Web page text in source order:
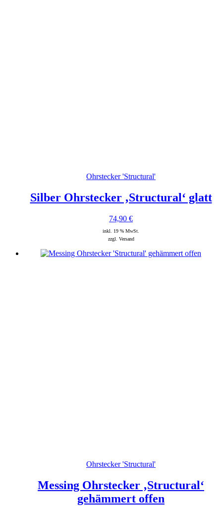
Ohrstecker 'Structural'
Silber Ohrstecker ‚Structural‘ glatt
74,90 €
inkl. 19 % MwSt.
zzgl. Versand
Ohrstecker 'Structural'
Messing Ohrstecker ‚Structural‘
gehämmert offen